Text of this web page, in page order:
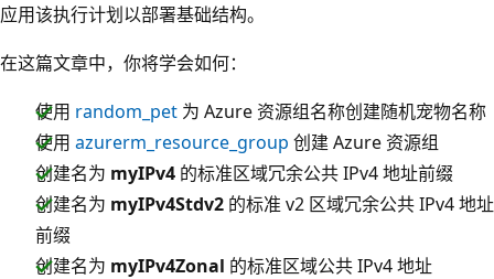
应用该执行计划以部署基础结构。
在这篇文章中，你将学会如何：
使用 random_pet 为 Azure 资源组名称创建随机宠物名称
使用 azurerm_resource_group 创建 Azure 资源组
创建名为 myIPv4 的标准区域冗余公共 IPv4 地址前缀
创建名为 myIPv4Stdv2 的标准 v2 区域冗余公共 IPv4 地址
前缀
创建名为 myIPv4Zonal 的标准区域公共 IPv4 地址